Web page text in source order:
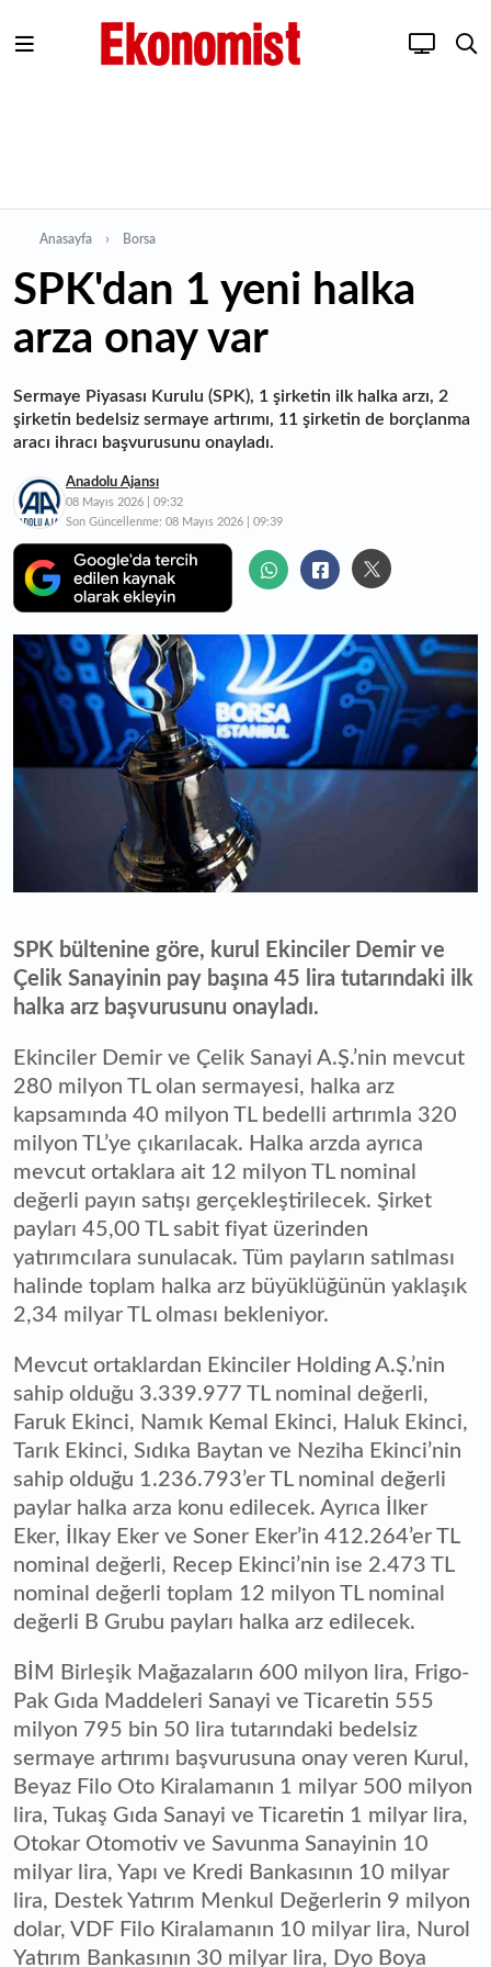
Anasayfa Borsa
SPK'dan 1 yeni halka
arza onay var
Sermaye Piyasası Kurulu (SPK), 1 şirketin ilk halka arzı, 2
şirketin bedelsiz sermaye artırımı, 11 şirketin de borçlanma
aracı ihracı başvurusunu onayladı.
Anadolu Ajansı
08 Mayıs 2026 | 09:32
Son Güncellenme: 08 Mayıs 2026 | 09:39
SPK bültenine göre, kurul Ekinciler Demir ve
Çelik Sanayinin pay başına 45 lira tutarındaki ilk
halka arz başvurusunu onayladı.
Ekinciler Demir ve Çelik Sanayi A.Ş.’nin mevcut
280 milyon TL olan sermayesi, halka arz
kapsamında 40 milyon TL bedelli artırımla 320
milyon TL’ye çıkarılacak. Halka arzda ayrıca
mevcut ortaklara ait 12 milyon TL nominal
değerli payın satışı gerçekleştirilecek. Şirket
payları 45,00 TL sabit fiyat üzerinden
yatırımcılara sunulacak. Tüm payların satılması
halinde toplam halka arz büyüklüğünün yaklaşık
2,34 milyar TL olması bekleniyor.
Mevcut ortaklardan Ekinciler Holding A.Ş.’nin
sahip olduğu 3.339.977 TL nominal değerli,
Faruk Ekinci, Namık Kemal Ekinci, Haluk Ekinci,
Tarık Ekinci, Sıdıka Baytan ve Neziha Ekinci’nin
sahip olduğu 1.236.793’er TL nominal değerli
paylar halka arza konu edilecek. Ayrıca İlker
Eker, İlkay Eker ve Soner Eker’in 412.264’er TL
nominal değerli, Recep Ekinci’nin ise 2.473 TL
nominal değerli toplam 12 milyon TL nominal
değerli B Grubu payları halka arz edilecek.
BİM Birleşik Mağazaların 600 milyon lira, Frigo-
Pak Gıda Maddeleri Sanayi ve Ticaretin 555
milyon 795 bin 50 lira tutarındaki bedelsiz
sermaye artırımı başvurusuna onay veren Kurul,
Beyaz Filo Oto Kiralamanın 1 milyar 500 milyon
lira, Tukaş Gıda Sanayi ve Ticaretin 1 milyar lira,
Otokar Otomotiv ve Savunma Sanayinin 10
milyar lira, Yapı ve Kredi Bankasının 10 milyar
lira, Destek Yatırım Menkul Değerlerin 9 milyon
dolar, VDF Filo Kiralamanın 10 milyar lira, Nurol
Yatırım Bankasının 30 milyar lira, Dyo Boya